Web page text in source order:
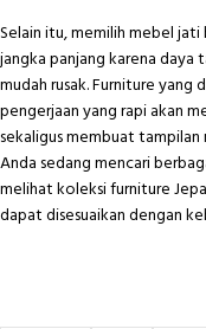
Selain itu, memilihmebel jati
jangka panjang karena
mudah rusak. Furniture
pengerjaan yang rapi akan
sekaligus membuat tampilan
Anda sedang mencari
melihat koleksi furniture
dapat disesuaikan dengan